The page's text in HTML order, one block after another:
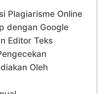
Plagiarisme Online
dengan Google
Editor Teks
Oleh